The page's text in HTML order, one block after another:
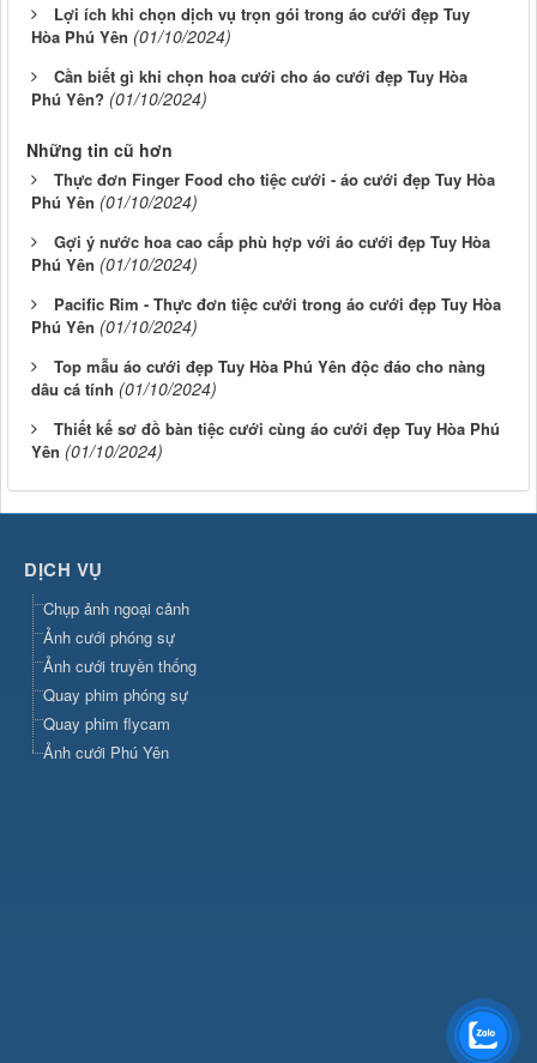
Lợi ích khi chọn dịch vụ trọn gói trong áo cưới đẹp Tuy
Hòa Phú Yên (01/10/2024)
Cần biết gì khi chọn hoa cưới cho áo cưới đẹp Tuy Hòa
Phú Yên? (01/10/2024)
Những tin cũ hơn
Thực đơn Finger Food cho tiệc cưới - áo cưới đẹp Tuy Hòa
Phú Yên (01/10/2024)
Gợi ý nước hoa cao cấp phù hợp với áo cưới đẹp Tuy Hòa
Phú Yên (01/10/2024)
Pacific Rim - Thực đơn tiệc cưới trong áo cưới đẹp Tuy Hòa
Phú Yên (01/10/2024)
Top mẫu áo cưới đẹp Tuy Hòa Phú Yên độc đáo cho nàng
dâu cá tính (01/10/2024)
Thiết kế sơ đồ bàn tiệc cưới cùng áo cưới đẹp Tuy Hòa Phú
Yên (01/10/2024)
DỊCH VỤ
Chụp ảnh ngoại cảnh
Ảnh cưới phóng sự
Ảnh cưới truyền thống
Quay phim phóng sự
Quay phim flycam
Ảnh cưới Phú Yên